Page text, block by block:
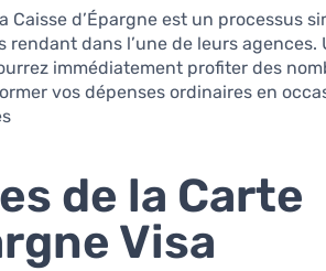
Caisse d’Épargne est un processus
dans l’une de leurs agences.
immédiatement profiter des
vos dépenses ordinaires en
de la Carte
Visa